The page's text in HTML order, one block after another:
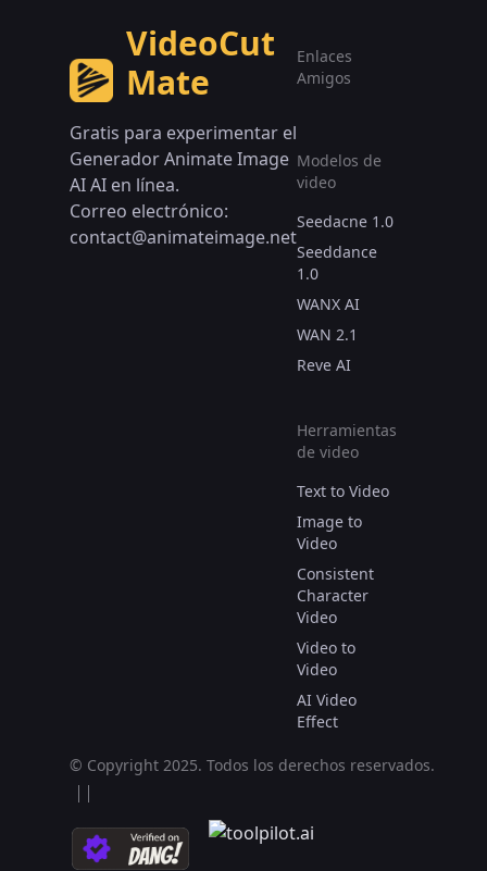
VideoCut
Mate
Gratis para experimentar el
Generador Animate Image
AI AI en línea.
Correo electrónico:
contact@animateimage.net
Enlaces
Amigos
Modelos de
video
Seedacne 1.0
Seeddance
1.0
WANX AI
WAN 2.1
Reve AI
Herramientas
de video
Text to Video
Image to
Video
Consistent
Character
Video
Video to
Video
AI Video
Effect
© Copyright 2025. Todos los derechos reservados.